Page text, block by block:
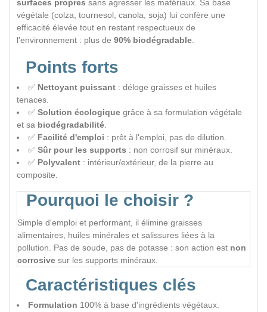
surfaces propres sans agresser les matériaux. Sa base
végétale (colza, tournesol, canola, soja) lui confère une
efficacité élevée tout en restant respectueux de
l'environnement : plus de 90% biodégradable.
Points forts
✅ Nettoyant puissant : déloge graisses et huiles
tenaces.
✅ Solution écologique grâce à sa formulation végétale
et sa biodégradabilité.
✅ Facilité d'emploi : prêt à l'emploi, pas de dilution.
✅ Sûr pour les supports : non corrosif sur minéraux.
✅ Polyvalent : intérieur/extérieur, de la pierre au
composite.
Pourquoi le choisir ?
Simple d'emploi et performant, il élimine graisses
alimentaires, huiles minérales et salissures liées à la
pollution. Pas de soude, pas de potasse : son action est non
corrosive sur les supports minéraux.
Caractéristiques clés
Formulation 100% à base d'ingrédients végétaux.